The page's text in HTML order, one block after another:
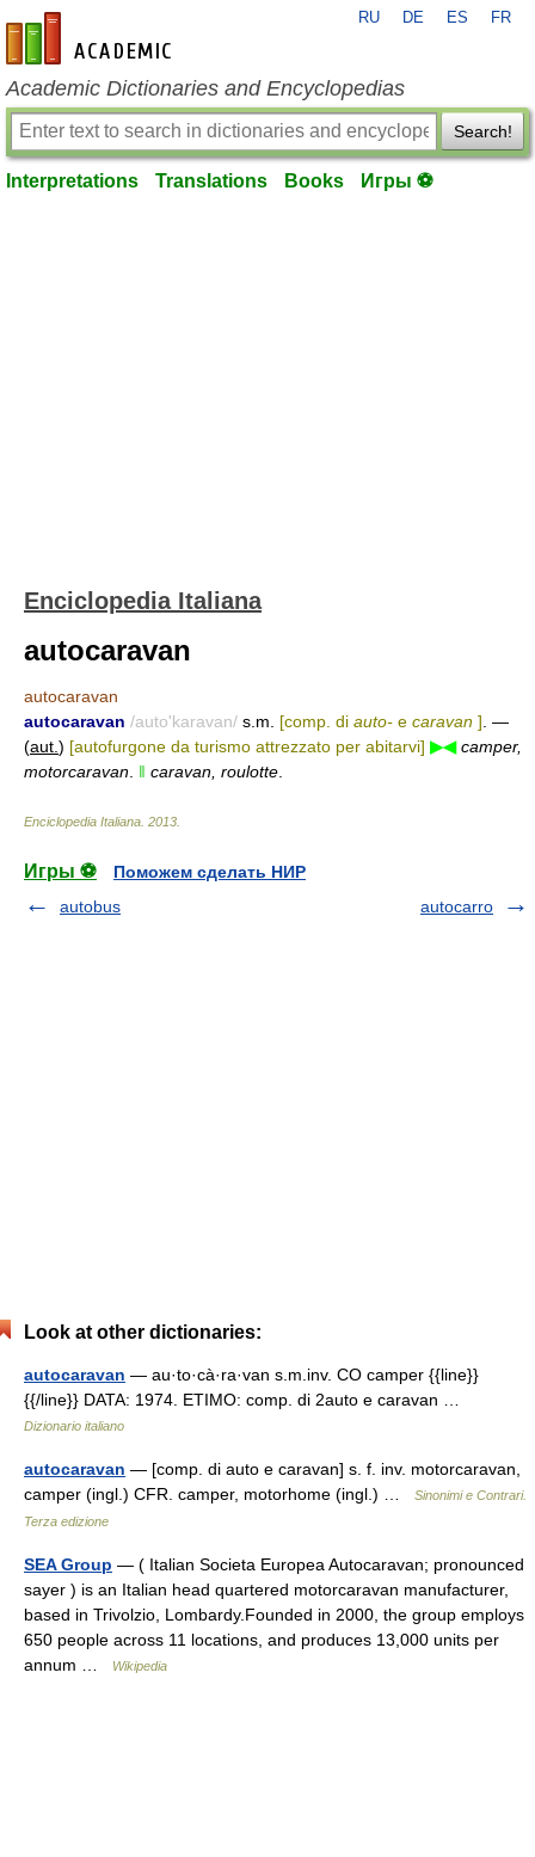
en-academic.com
RU DE ES FR
Academic Dictionaries and Encyclopedias
Search!
Interpretations Translations Books Игры ⚽
Enciclopedia Italiana
autocaravan
autocaravan
autocaravan /auto'karavan/ s.m. [comp. di auto- e caravan ] . —
(aut. ) [autofurgone da turismo attrezzato per abitarvi] ▶◀ camper,
motorcaravan ‖ caravan, roulotte
Enciclopedia Italiana 2013
Игры ⚽
Поможем сделать НИР
autobus
autocarro
Look at other dictionaries:
autocaravan — au·to·cà·ra·van s.m.inv. CO camper {{line}}
{{/line}} DATA: 1974. ETIMO: comp. di 2auto e caravan …
Dizionario italiano
autocaravan — [comp. di auto e caravan] s. f. inv. motorcaravan,
camper (ingl.) CFR. camper, motorhome (ingl.) …
Sinonimi e Contrari.
Terza edizione
SEA Group — ( Italian Societa Europea Autocaravan; pronounced
sayer ) is an Italian head quartered motorcaravan manufacturer,
based in Trivolzio, Lombardy.Founded in 2000, the group employs
650 people across 11 locations, and produces 13,000 units per
annum …
Wikipedia